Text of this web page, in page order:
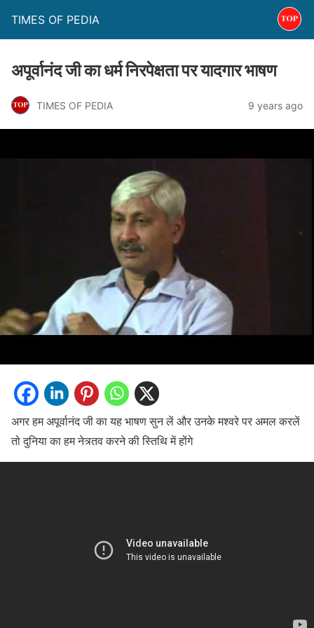
TIMES OF PEDIA
अपूर्वानंद जी का धर्म निरपेक्षता पर यादगार भाषण
TIMES OF PEDIA 9 years ago
अगर हम अपूर्वानंद जी का यह भाषण सुन लें और उनके मश्वरे पर अमल करलें
तो दुनिया का हम नेत्र्तव करने की स्तिथि में होंगे